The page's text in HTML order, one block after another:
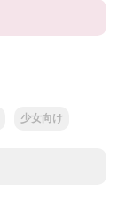
少女向け